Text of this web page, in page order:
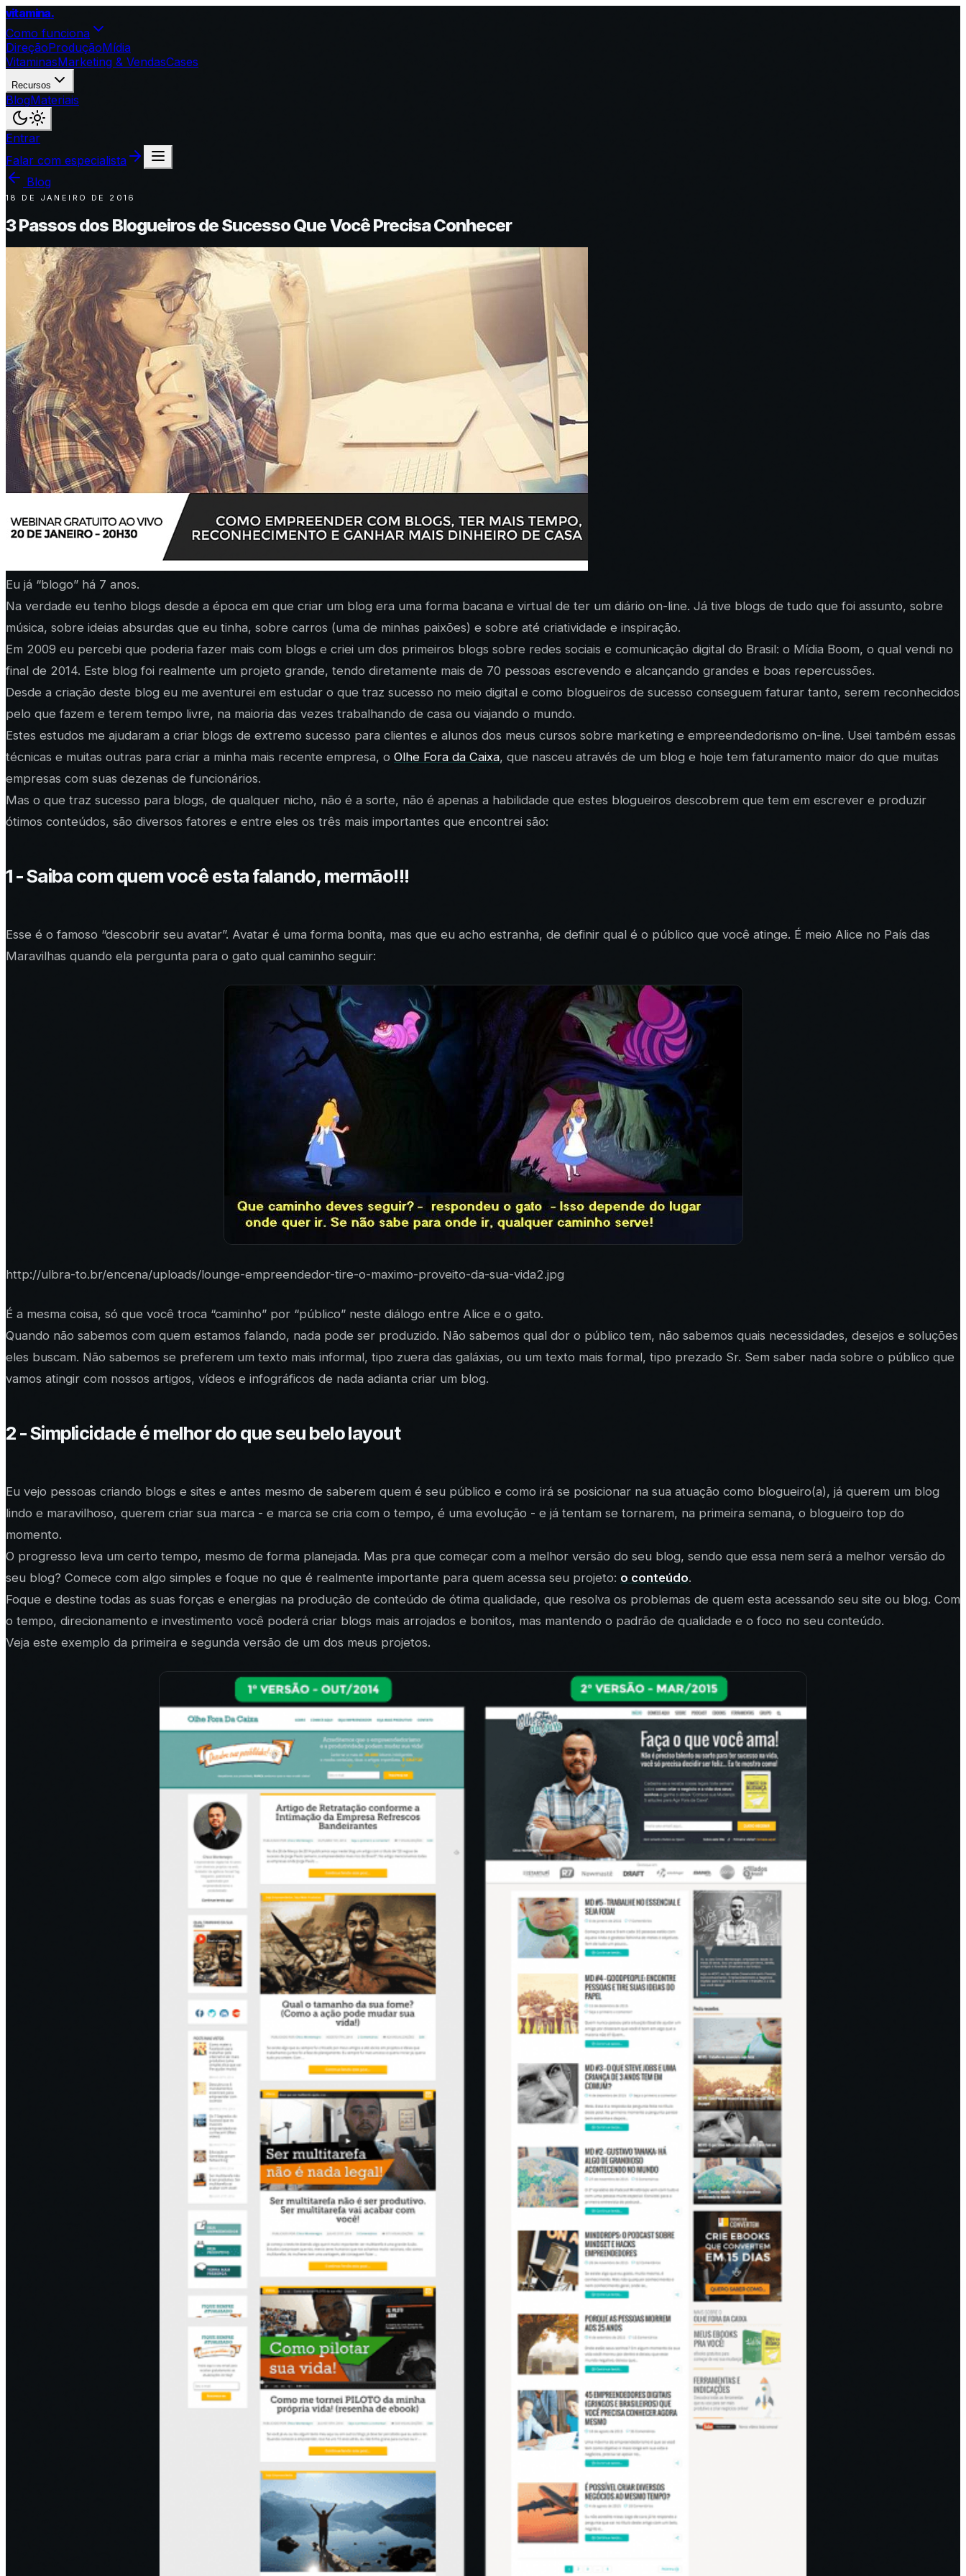
vitamina.
Como funciona
DireçãoProduçãoMídia
VitaminasMarketing & VendasCases
Recursos
BlogMateriais
Entrar
Falar com especialista
Blog
18 DE JANEIRO DE 2016
3 Passos dos Blogueiros de Sucesso Que Você Precisa Conhecer
Eu já “blogo” há 7 anos.
Na verdade eu tenho blogs desde a época em que criar um blog era uma forma bacana e virtual de ter um diário on-line. Já tive blogs de tudo que foi assunto, sobre
música, sobre ideias absurdas que eu tinha, sobre carros (uma de minhas paixões) e sobre até criatividade e inspiração.
Em 2009 eu percebi que poderia fazer mais com blogs e criei um dos primeiros blogs sobre redes sociais e comunicação digital do Brasil: o Mídia Boom, o qual vendi no
final de 2014. Este blog foi realmente um projeto grande, tendo diretamente mais de 70 pessoas escrevendo e alcançando grandes e boas repercussões.
Desde a criação deste blog eu me aventurei em estudar o que traz sucesso no meio digital e como blogueiros de sucesso conseguem faturar tanto, serem reconhecidos
pelo que fazem e terem tempo livre, na maioria das vezes trabalhando de casa ou viajando o mundo.
Estes estudos me ajudaram a criar blogs de extremo sucesso para clientes e alunos dos meus cursos sobre marketing e empreendedorismo on-line. Usei também essas
técnicas e muitas outras para criar a minha mais recente empresa, o Olhe Fora da Caixa, que nasceu através de um blog e hoje tem faturamento maior do que muitas
empresas com suas dezenas de funcionários.
Mas o que traz sucesso para blogs, de qualquer nicho, não é a sorte, não é apenas a habilidade que estes blogueiros descobrem que tem em escrever e produzir
ótimos conteúdos, são diversos fatores e entre eles os três mais importantes que encontrei são:
1 - Saiba com quem você esta falando, mermão!!!
Esse é o famoso “descobrir seu avatar”. Avatar é uma forma bonita, mas que eu acho estranha, de definir qual é o público que você atinge. É meio Alice no País das
Maravilhas quando ela pergunta para o gato qual caminho seguir:
http://ulbra-to.br/encena/uploads/lounge-empreendedor-tire-o-maximo-proveito-da-sua-vida2.jpg
É a mesma coisa, só que você troca “caminho” por “público” neste diálogo entre Alice e o gato.
Quando não sabemos com quem estamos falando, nada pode ser produzido. Não sabemos qual dor o público tem, não sabemos quais necessidades, desejos e soluções
eles buscam. Não sabemos se preferem um texto mais informal, tipo zuera das galáxias, ou um texto mais formal, tipo prezado Sr. Sem saber nada sobre o público que
vamos atingir com nossos artigos, vídeos e infográficos de nada adianta criar um blog.
2 - Simplicidade é melhor do que seu belo layout
Eu vejo pessoas criando blogs e sites e antes mesmo de saberem quem é seu público e como irá se posicionar na sua atuação como blogueiro(a), já querem um blog
lindo e maravilhoso, querem criar sua marca - e marca se cria com o tempo, é uma evolução - e já tentam se tornarem, na primeira semana, o blogueiro top do
momento.
O progresso leva um certo tempo, mesmo de forma planejada. Mas pra que começar com a melhor versão do seu blog, sendo que essa nem será a melhor versão do
seu blog? Comece com algo simples e foque no que é realmente importante para quem acessa seu projeto: o conteúdo.
Foque e destine todas as suas forças e energias na produção de conteúdo de ótima qualidade, que resolva os problemas de quem esta acessando seu site ou blog. Com
o tempo, direcionamento e investimento você poderá criar blogs mais arrojados e bonitos, mas mantendo o padrão de qualidade e o foco no seu conteúdo.
Veja este exemplo da primeira e segunda versão de um dos meus projetos.